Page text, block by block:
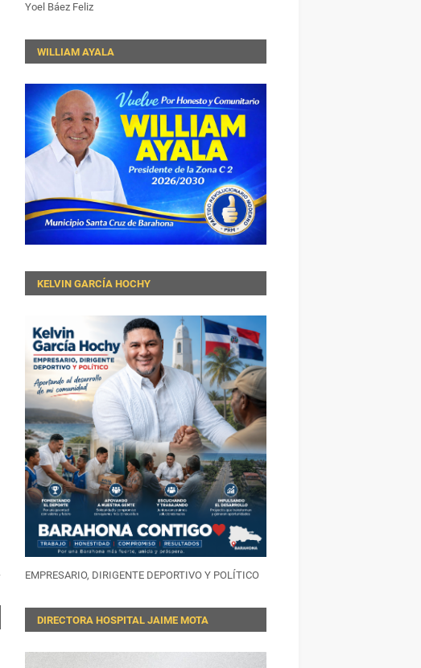
Yoel Báez Feliz
WILLIAM AYALA
KELVIN GARCÍA HOCHY
EMPRESARIO, DIRIGENTE DEPORTIVO Y POLÍTICO
DIRECTORA HOSPITAL JAIME MOTA